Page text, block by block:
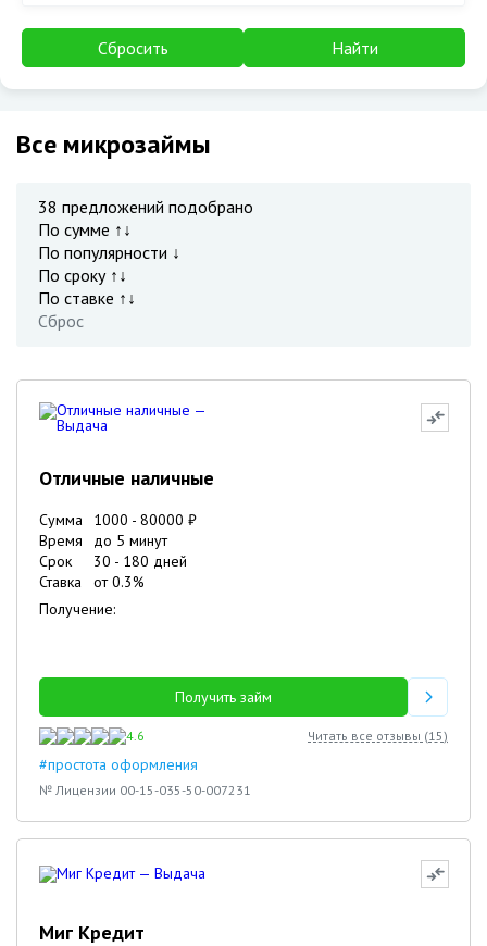
Сбросить Найти
Все микрозаймы
38 предложений подобрано
По сумме ↑↓
По популярности ↓
По сроку ↑↓
По ставке ↑↓
Сброс
Отличные наличные
Сумма 1000 - 80000 ₽
Время
до 5 минут
Срок
30 - 180 дней
Ставка
от0.3%
Получение:
Получить займ
4.6 Читать все отзывы (15)
#простота оформления
№ Лицензии 00-15-035-50-007231
Миг Кредит